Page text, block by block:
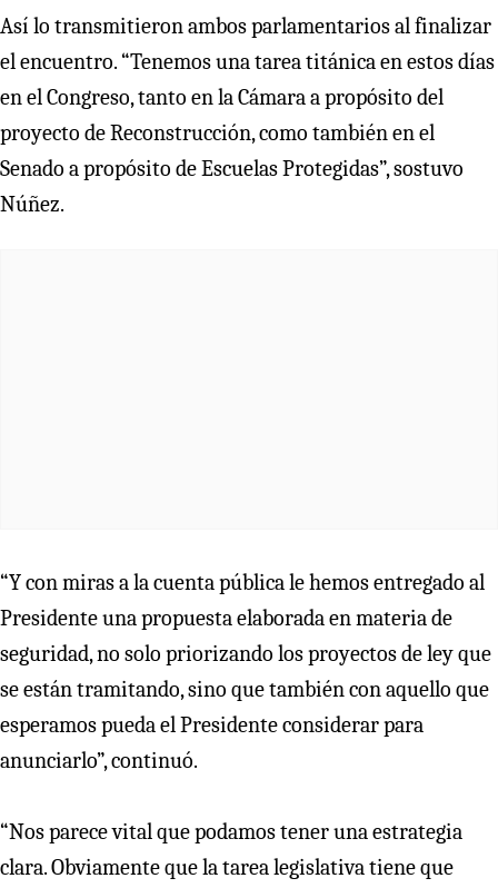
Así lo transmitieron ambos parlamentarios al finalizar
el encuentro. “Tenemos una tarea titánica en estos días
en el Congreso, tanto en la Cámara a propósito del
proyecto de Reconstrucción, como también en el
Senado a propósito de Escuelas Protegidas”, sostuvo
Núñez.
“Y con miras a la cuenta pública le hemos entregado al
Presidente una propuesta elaborada en materia de
seguridad, no solo priorizando los proyectos de ley que
se están tramitando, sino que también con aquello que
esperamos pueda el Presidente considerar para
anunciarlo”, continuó.
“Nos parece vital que podamos tener una estrategia
clara. Obviamente que la tarea legislativa tiene que